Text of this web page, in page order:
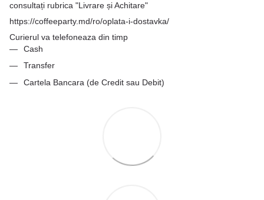
consultați rubrica "Livrare și Achitare"
https://coffeeparty.md/ro/oplata-i-dostavka/
Curierul va telefoneaza din timp
Cash
Transfer
Cartela Bancara (de Credit sau Debit)